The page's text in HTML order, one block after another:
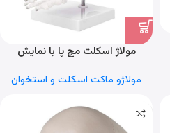
مولاژ اسکلت مچ پا با نمایش
مولاژو ماکت اسکلت و استخوان